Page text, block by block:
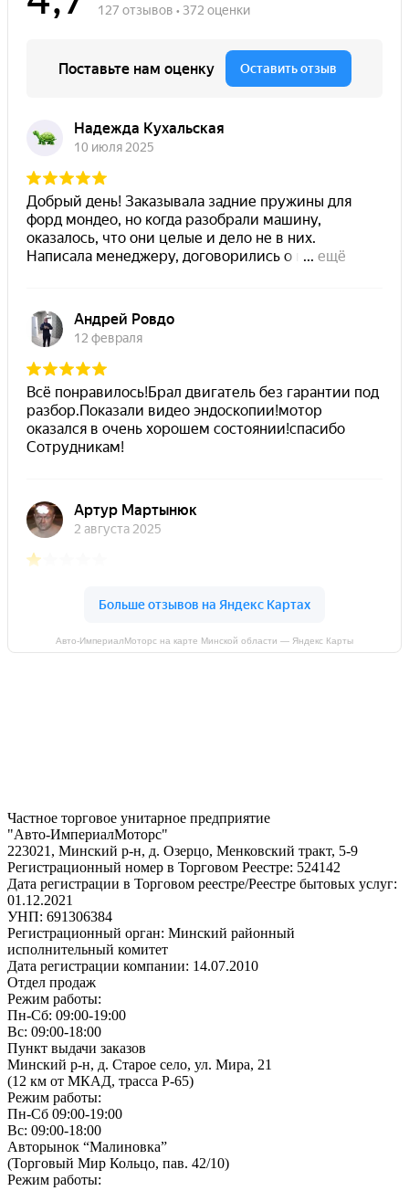
Авто-ИмпериалМоторс на карте Минской области — Яндекс Карты
Частное торговое унитарное предприятие
"Авто-ИмпериалМоторс"
223021, Минский р-н, д. Озерцо, Менковский тракт, 5-9
Регистрационный номер в Торговом Реестре: 524142
Дата регистрации в Торговом реестре/Реестре бытовых услуг:
01.12.2021
УНП: 691306384
Регистрационный орган: Минский районный
исполнительный комитет
Дата регистрации компании: 14.07.2010
Отдел продаж
Режим работы:
Пн-Сб: 09:00-19:00
Вс: 09:00-18:00
Пункт выдачи заказов
Минский р-н, д. Старое село, ул. Мира, 21
(12 км от МКАД, трасса P-65)
Режим работы:
Пн-Сб 09:00-19:00
Вс: 09:00-18:00
Авторынок “Малиновка”
(Торговый Мир Кольцо, пав. 42/10)
Режим работы: